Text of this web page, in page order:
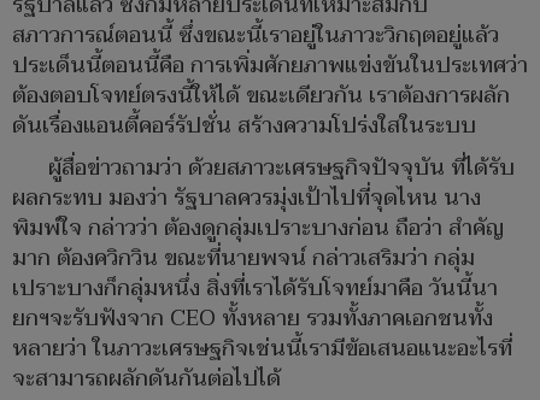
สภาวการณ์ตอนนี้ ซึ่งขณะนี้เราอยู่ในภาวะวิกฤตอยู่แล้ว
ประเด็นนี้ตอนนี้คือ การเพิ่มศักยภาพแข่งขันในประเทศว่า
ต้องตอบโจทย์ตรงนี้ให้ได้ ขณะเดียวกัน เราต้องการผลัก
ดันเรื่องแอนตี้คอร์รัปชั่น สร้างความโปร่งใสในระบบ
ผู้สื่อข่าวถามว่า ด้วยสภาวะเศรษฐกิจปัจจุบัน ที่ได้รับ
ผลกระทบ มองว่า รัฐบาลควรมุ่งเป้าไปที่จุดไหน นาง
พิมพ์ใจ กล่าวว่า ต้องดูกลุ่มเปราะบางก่อน ถือว่า สำคัญ
มาก ต้องควิกวิน ขณะที่นายพจน์ กล่าวเสริมว่า กลุ่ม
เปราะบางก็กลุ่มหนึ่ง สิ่งที่เราได้รับโจทย์มาคือ วันนี้นา
ยกฯจะรับฟังจาก CEO ทั้งหลาย รวมทั้งภาคเอกชนทั้ง
หลายว่า ในภาวะเศรษฐกิจเช่นนี้เรามีข้อเสนอแนะอะไรที่
จะสามารถผลักดันกันต่อไปได้